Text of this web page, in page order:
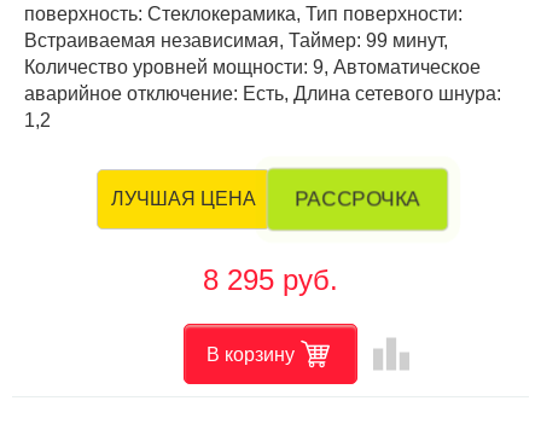
поверхность: Стеклокерамика, Тип поверхности:
Встраиваемая независимая, Таймер: 99 минут,
Количество уровней мощности: 9, Автоматическое
аварийное отключение: Есть, Длина сетевого шнура:
1,2
ЛУЧШАЯ ЦЕНА РАССРОЧКА
8 295 руб.
В корзину leaderboard